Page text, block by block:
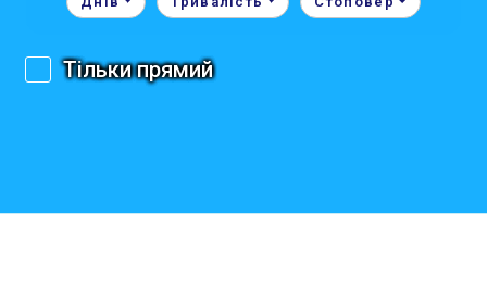
Тільки прямий